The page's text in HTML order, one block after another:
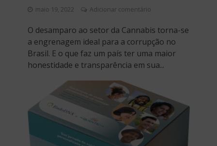
maio 19, 2022 Adicionar comentário
O desamparo ao setor da Cannabis torna-se
a engrenagem ideal para a corrupção no
Brasil. E o que faz um país ter uma maior
honestidade e transparência em sua...